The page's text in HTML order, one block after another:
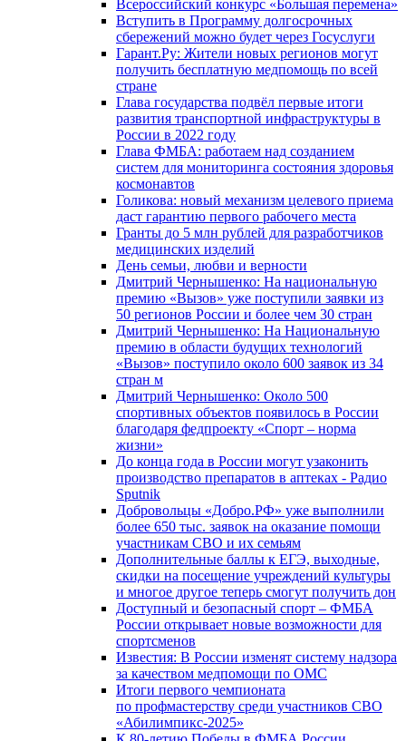
Всероссийский конкурс «Большая перемена»
Вступить в Программу долгосрочных
сбережений можно будет через Госуслуги
Гарант.Ру: Жители новых регионов могут
получить бесплатную медпомощь по всей
стране
Глава государства подвёл первые итоги
развития транспортной инфраструктуры в
России в 2022 году
Глава ФМБА: работаем над созданием
систем для мониторинга состояния здоровья
космонавтов
Голикова: новый механизм целевого приема
даст гарантию первого рабочего места
Гранты до 5 млн рублей для разработчиков
медицинских изделий
День семьи, любви и верности
Дмитрий Чернышенко: На национальную
премию «Вызов» уже поступили заявки из
50 регионов России и более чем 30 стран
Дмитрий Чернышенко: На Национальную
премию в области будущих технологий
«Вызов» поступило около 600 заявок из 34
стран м
Дмитрий Чернышенко: Около 500
спортивных объектов появилось в России
благодаря федпроекту «Спорт – норма
жизни»
До конца года в России могут узаконить
производство препаратов в аптеках - Радио
Sputnik
Добровольцы «Добро.РФ» уже выполнили
более 650 тыс. заявок на оказание помощи
участникам СВО и их семьям
Дополнительные баллы к ЕГЭ, выходные,
скидки на посещение учреждений культуры
и многое другое теперь смогут получить дон
Доступный и безопасный спорт – ФМБА
России открывает новые возможности для
спортсменов
Известия: В России изменят систему надзора
за качеством медпомощи по ОМС
Итоги первого чемпионата
по профмастерству среди участников СВО
«Абилимпикс-2025»